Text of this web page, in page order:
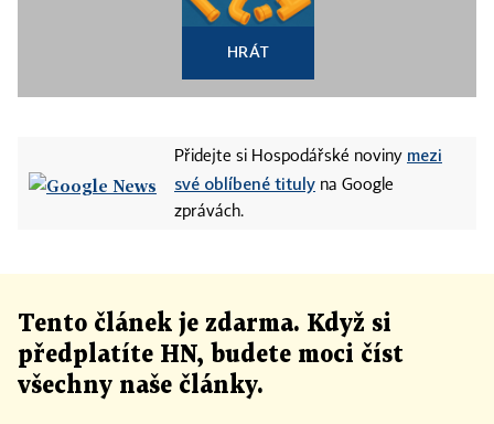
HRÁT
Přidejte si Hospodářské noviny mezi
své oblíbené tituly na Google
zprávách.
Tento článek je zdarma. Když si
předplatíte HN, budete moci číst
všechny naše články.